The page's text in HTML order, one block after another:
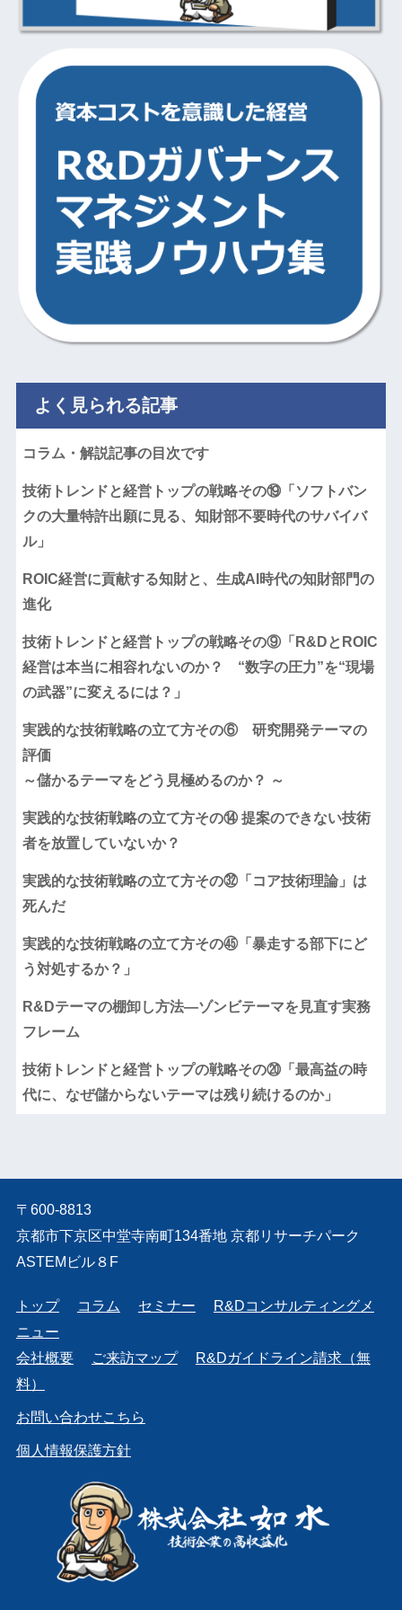
よく見られる記事
コラム・解説記事の目次です
技術トレンドと経営トップの戦略その⑲「ソフトバン
クの大量特許出願に見る、知財部不要時代のサバイバ
ル」
ROIC経営に貢献する知財と、生成AI時代の知財部門の
進化
技術トレンドと経営トップの戦略その⑨「R&DとROIC
経営は本当に相容れないのか？ “数字の圧力”を“現場
の武器”に変えるには？」
実践的な技術戦略の立て方その⑥ 研究開発テーマの
評価
～儲かるテーマをどう見極めるのか？ ～
実践的な技術戦略の立て方その⑭ 提案のできない技術
者を放置していないか？
実践的な技術戦略の立て方その㉜「コア技術理論」は
死んだ
実践的な技術戦略の立て方その㊺「暴走する部下にど
う対処するか？」
R&Dテーマの棚卸し方法―ゾンビテーマを見直す実務
フレーム
技術トレンドと経営トップの戦略その⑳「最高益の時
代に、なぜ儲からないテーマは残り続けるのか」
〒600-8813
京都市下京区中堂寺南町134番地 京都リサーチパーク
ASTEMビル８F
トップ コラム セミナー
R&Dコンサルティングメ
ニュー
会社概要
ご来訪マップ
R&Dガイドライン請求（無
料）
お問い合わせこちら
個人情報保護方針